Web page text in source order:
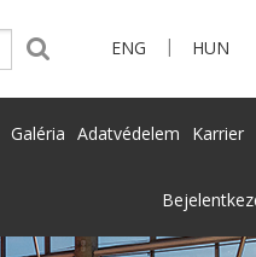
ENG | HUN
Galéria Adatvédelem Karrier